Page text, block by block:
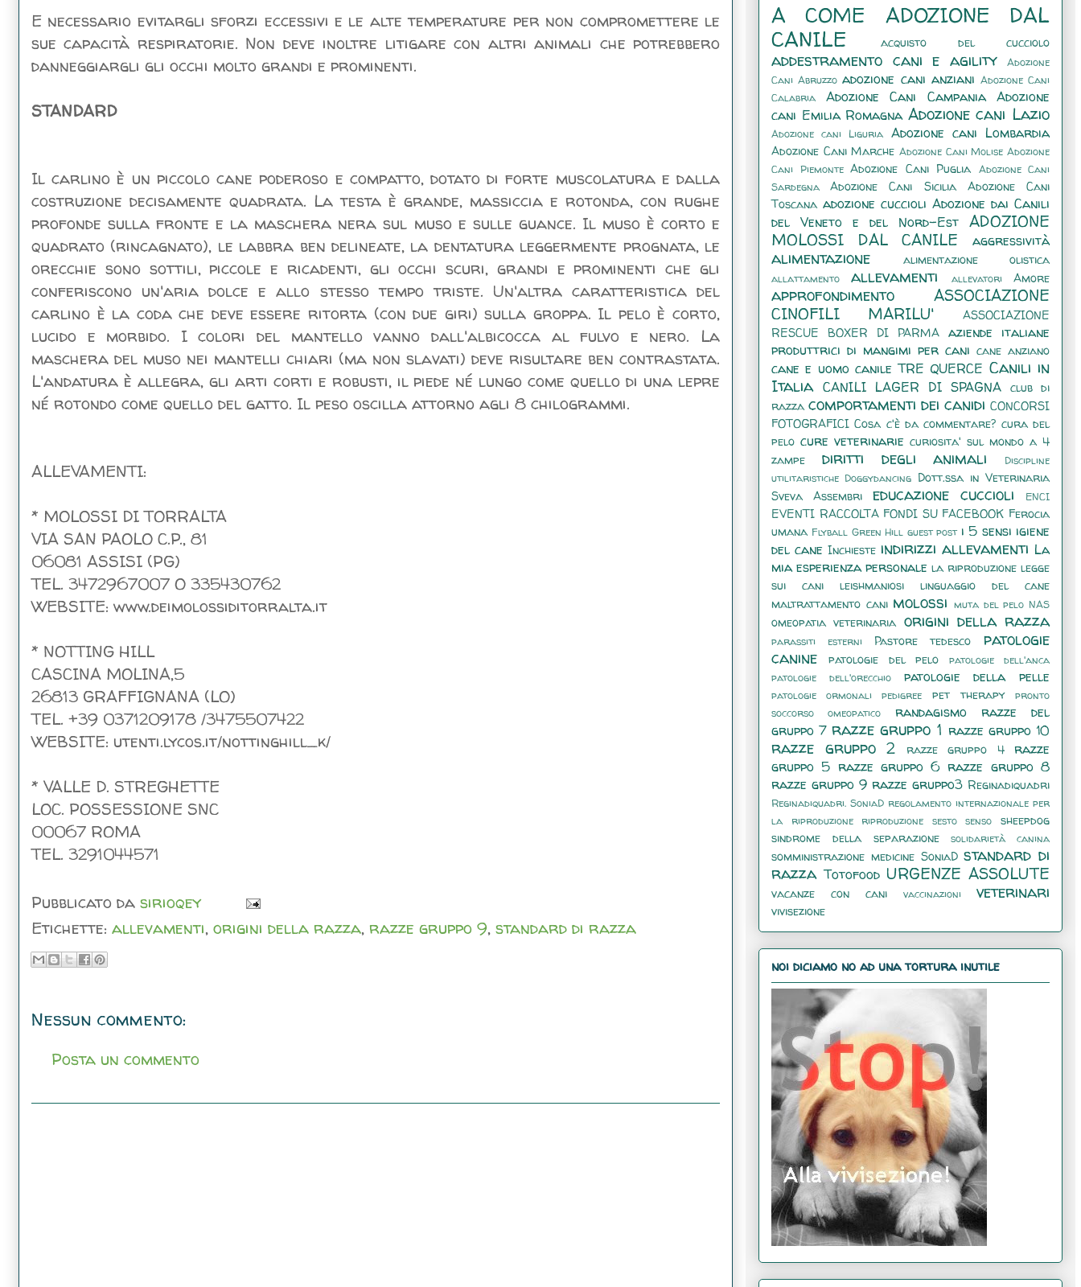
E necessario evitargli sforzi eccessivi e le alte temperature per non compromettere le
sue capacità respiratorie. Non deve inoltre litigare con altri animali che potrebbero
danneggiargli gli occhi molto grandi e prominenti.
STANDARD
Il carlino è un piccolo cane poderoso e compatto, dotato di forte muscolatura e dalla
costruzione decisamente quadrata. La testa è grande, massiccia e rotonda, con rughe
profonde sulla fronte e la maschera nera sul muso e sulle guance. Il muso è corto e
quadrato (rincagnato), le labbra ben delineate, la dentatura leggermente prognata, le
orecchie sono sottili, piccole e ricadenti, gli occhi scuri, grandi e prominenti che gli
conferiscono un'aria dolce e allo stesso tempo triste. Un'altra caratteristica del
carlino è la coda che deve essere ritorta (con due giri) sulla groppa. Il pelo è corto,
lucido e morbido. I colori del mantello vanno dall'albicocca al fulvo e nero. La
maschera del muso nei mantelli chiari (ma non slavati) deve risultare ben contrastata.
L'andatura è allegra, gli arti corti e robusti, il piede né lungo come quello di una lepre
né rotondo come quello del gatto. Il peso oscilla attorno agli 8 chilogrammi.
ALLEVAMENTI:
* MOLOSSI DI TORRALTA
VIA SAN PAOLO C.P., 81
06081 ASSISI (PG)
TEL. 3472967007 O 335430762
WEBSITE: www.deimolossiditorralta.it
* NOTTING HILL
CASCINA MOLINA,5
26813 GRAFFIGNANA (LO)
TEL. +39 0371209178 /3475507422
WEBSITE: utenti.lycos.it/nottinghill_k/
* VALLE D. STREGHETTE
LOC. POSSESSIONE SNC
00067 ROMA
TEL. 3291044571
Pubblicato da sirioqey
Etichette: allevamenti, origini della razza, razze gruppo 9, standard di razza
Nessun commento:
Posta un commento
A COME ADOZIONE DAL
CANILE
acquisto del cucciolo
addestramento cani e agility
Adozione
Cani Abruzzo adozione cani anziani Adozione Cani
Calabria
Adozione Cani Campania
Adozione
cani Emilia Romagna Adozione cani Lazio
Adozione cani Liguria Adozione cani Lombardia
Adozione Cani Marche Adozione Cani Molise Adozione
Cani Piemonte Adozione Cani Puglia Adozione Cani
Sardegna
Adozione Cani Sicilia
Adozione Cani
Toscana adozione cuccioli Adozione dai Canili
del Veneto e del Nord-Est ADOZIONE
MOLOSSI DAL CANILE
aggressività
alimentazione alimentazione olistica
allattamento allevamenti allevatori Amore
approfondimento
ASSOCIAZIONE
CINOFILI MARILU'
ASSOCIAZIONE
RESCUE BOXER DI PARMA aziende italiane
produttrici di mangimi per cani cane anziano
cane e uomo canile TRE QUERCE Canili in
Italia CANILI LAGER DI SPAGNA club di
razza comportamenti dei canidi CONCORSI
FOTOGRAFICI Cosa c'è da commentare? cura del
pelo cure veterinarie curiosita' sul mondo a 4
zampe
diritti degli animali
Discipline
utilitaristiche Doggydancing Dott.ssa in Veterinaria
Sveva Assembri
educazione cuccioli ENCI
EVENTI RACCOLTA FONDI SU FACEBOOK Ferocia
umana Flyball Green Hill guest post i 5 sensi igiene
del cane Inchieste indirizzi allevamenti La
mia esperienza personale la riproduzione legge
sui cani
leishmaniosi
linguaggio del cane
maltrattamento cani molossi muta del pelo NAS
omeopatia veterinaria origini della razza
parassiti esterni Pastore tedesco
patologie
canine
patologie del pelo
patologie dell'anca
patologie dell'orecchio
patologie della pelle
patologie ormonali pedigree pet therapy
pronto
soccorso omeopatico
randagismo
razze del
gruppo 7 razze gruppo 1 razze gruppo 10
razze gruppo 2 razze gruppo 4
razze
gruppo 5 razze gruppo 6 razze gruppo 8
razze gruppo 9 razze gruppo3 Reginadiquadri
Reginadiquadri. SoniaD regolamento internazionale per
la riproduzione
riproduzione sesto senso
sheepdog
sindrome della separazione
solidarietà canina
somministrazione medicine SoniaD standard di
razza Totofood URGENZE ASSOLUTE
vacanze con cani vaccinazioni veterinari
vivisezione
noi diciamo no ad una tortura inutile